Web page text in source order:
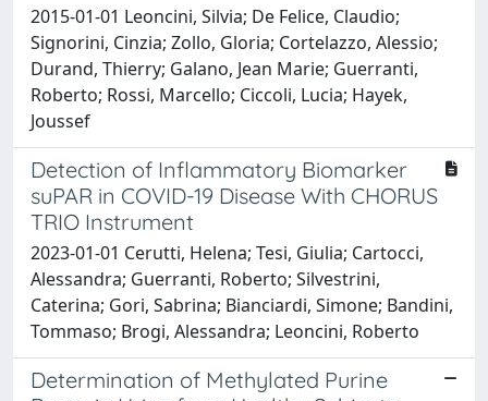
2015-01-01 Leoncini, Silvia; De Felice, Claudio;
Signorini, Cinzia; Zollo, Gloria; Cortelazzo, Alessio;
Durand, Thierry; Galano, Jean Marie; Guerranti,
Roberto; Rossi, Marcello; Ciccoli, Lucia; Hayek,
Joussef
Detection of Inflammatory Biomarker
suPAR in COVID-19 Disease With CHORUS
TRIO Instrument
2023-01-01 Cerutti, Helena; Tesi, Giulia; Cartocci,
Alessandra; Guerranti, Roberto; Silvestrini,
Caterina; Gori, Sabrina; Bianciardi, Simone; Bandini,
Tommaso; Brogi, Alessandra; Leoncini, Roberto
Determination of Methylated Purine